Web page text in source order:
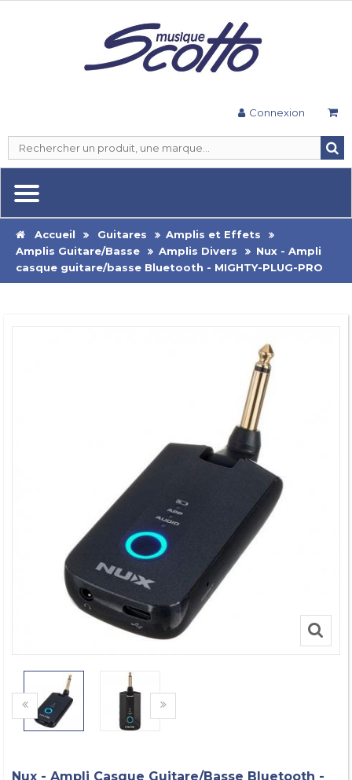
Connexion
Accueil Guitares
Amplis et Effets
Amplis Guitare/Basse
Amplis Divers
Nux - Ampli
casque guitare/basse Bluetooth - MIGHTY-PLUG-PRO
Nux - Ampli Casque Guitare/basse Bluetooth -